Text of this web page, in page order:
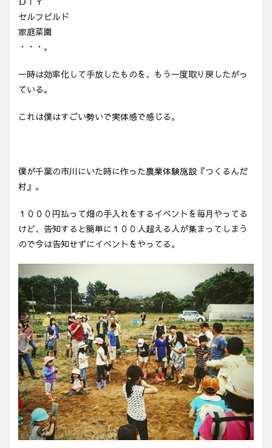
セルフビルド
家庭菜園
・・・。
一時は効率化して手放したものを、もう一度取り戻したがっ
ている。
これは僕はすごい勢いで実体感で感じる。
僕が千葉の市川にいた時に作った農業体験施設『つくるんだ
村』。
１０００円払って畑の手入れをするイベントを毎月やってる
けど、告知すると簡単に１００人超える人が集まってしまう
ので今は告知せずにイベントをやってる。